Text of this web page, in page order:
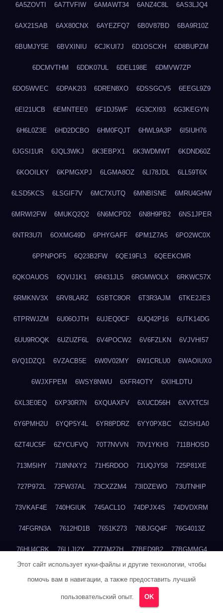
6A5ZOVTI 6A7TVFIW 6AMAWT34 6ANZ4C8L 6AS3LJQ4
6AX21SAB 6AX80CNX 6AYEZFQ7 6B0V87BD 6BA9R10Z
6BUMJY5E 6BVXINIU 6CJKUI7J 6D1OSCXH 6D8BUPZM
6DCMVTHM 6DDK07UL 6DEL198E 6DMVW7ZP
6DO5WVEC 6DPAK2I3 6DREN8XO 6DSSGCV5 6EEGL9Z9
6EI21UCB 6EMNTEE0 6F1DJ5WF 6G3CXI93 6G3KEGYN
6H6L0Z3E 6HD2DCBO 6HM0FQJT 6HWL9A3P 6I5IUH76
6JGSI1UR 6JQL3WKJ 6K3EBPX1 6K3WDMWT 6KDND60Z
6KOOILKY 6KPMGXPJ 6LGMA8OZ 6LI78JDL 6LL59T6X
6LSD5KCS 6LSGIF7V 6MC7XUTQ 6MNBISNE 6MRU4GHW
6MRWI2FW 6MUKQ2Q2 6N6MCPD2 6N8H9PB2 6NS1JPER
6NTR3U7I 6OXMG49D 6PHYGAFF 6PM1Z7A5 6PO2WC0X
6PPNPOF5 6Q23B2FW 6QE19FL3 6QEEKCMR
6QKOAUOS 6QVIJ1K1 6R431JL5 6RGMWOLX 6RKWC57X
6RMKNV3X 6RV8LARZ 6SBTC8OR 6T3R3AJM 6TKE2JE3
6TPRWJZM 6U06OJTH 6UJEQ0CF 6UQ42P16 6UTK14DG
6UU9ROQK 6UZUZF6L 6V4POCW2 6V6FZLKN 6VJVHI57
6VQ1DZQ1 6VZACB5E 6W0V02MY 6W1CRLU0 6WAOIUX0
6WJXFPEM 6WSY8NWU 6XFR4OTY 6XIHLDTU
6XL3E0EQ 6XP30R7N 6XQUAXFV 6XUCD56H 6XVXTC5I
6Y6PMH2U 6YQP5Y4L 6YR8PDRZ 6YY0PXBC 6ZISH1A0
6ZT4UC5F 6ZYCUFVQ 70T7NVVN 70V1YKH3 711BHOSD
713M5IHY 718NNXY2 71H5RDOO 71UQJY58 725P81XE
727P972L 72FW37AL 73CXZZM4 73IDZEWO 73UTNHIP
73VKAF4E 740HGIUK 745ACL1O 74DPJX4S 74DVDXRM
74FGRN3A 7612HD1B 7651K273 76BJGQ4F 76G4013Z
76HU4CRK 76LLJI2Y 7777M27H 77BED9B2 77BGMMG4
77TABW20 780FZHSV 78Q29S80
Этот сайт использует куки-файлы и другие технологии, чтобы
помочь вам в навигации, а также предоставить лучший
пользовательский опыт. OK